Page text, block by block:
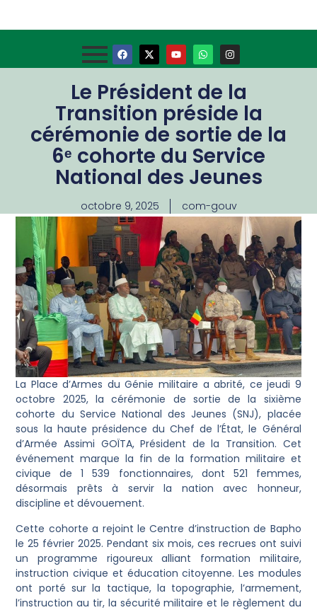
Le Président de la
Transition préside la
cérémonie de sortie de la
6ᵉ cohorte du Service
National des Jeunes
octobre 9, 2025 com-gouv
La Place d’Armes du Génie militaire a abrité, ce jeudi 9
octobre 2025, la cérémonie de sortie de la sixième
cohorte du Service National des Jeunes (SNJ), placée
sous la haute présidence du Chef de l’État, le Général
d’Armée Assimi GOÏTA, Président de la Transition. Cet
événement marque la fin de la formation militaire et
civique de 1 539 fonctionnaires, dont 521 femmes,
désormais prêts à servir la nation avec honneur,
discipline et dévouement.
Cette cohorte a rejoint le Centre d’instruction de Bapho
le 25 février 2025. Pendant six mois, ces recrues ont suivi
un programme rigoureux alliant formation militaire,
instruction civique et éducation citoyenne. Les modules
ont porté sur la tactique, la topographie, l’armement,
l’instruction au tir, la sécurité militaire et le règlement du